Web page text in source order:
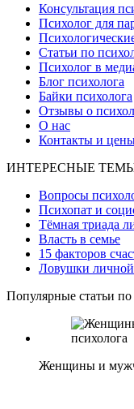
Консультация
Психолог для
Статьи по
Психолог в
Блог психолога
Байки психолога
Отзывы о
О нас
Контакты и
ИНТЕРЕСНЫЕ
Вопросы
Психопат и
Тёмная триада
Власть в семье
15 факторов
Ловушки
Популярные статьи
Женщины и